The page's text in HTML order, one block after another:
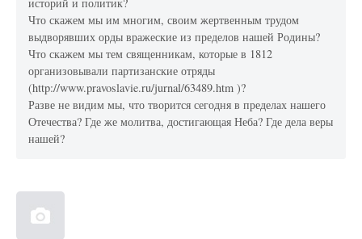
Что скажем мы им многим, своим жертвенным трудом
выдворявших орды вражеские из пределов нашей Родины?
Что скажем мы тем священникам, которые в 1812
организовывали партизанские отряды
(http://www.pravoslavie.ru/jurnal/63489.htm )?
Разве не видим мы, что творится сегодня в пределах нашего
Отечества? Где же молитва, достигающая Неба? Где дела веры
нашей?